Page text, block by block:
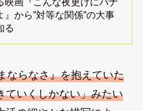
』から”対等な関係”の大事
る
ならなさ』を抱えていた
ていくしかない」みたい